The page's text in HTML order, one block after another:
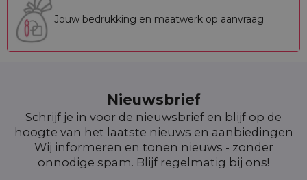
Jouw bedrukking en maatwerk op aanvraag
Nieuwsbrief
Schrijf je in voor de nieuwsbrief en blijf op de
hoogte van het laatste nieuws en aanbiedingen
Wij informeren en tonen nieuws - zonder
onnodige spam. Blijf regelmatig bij ons!